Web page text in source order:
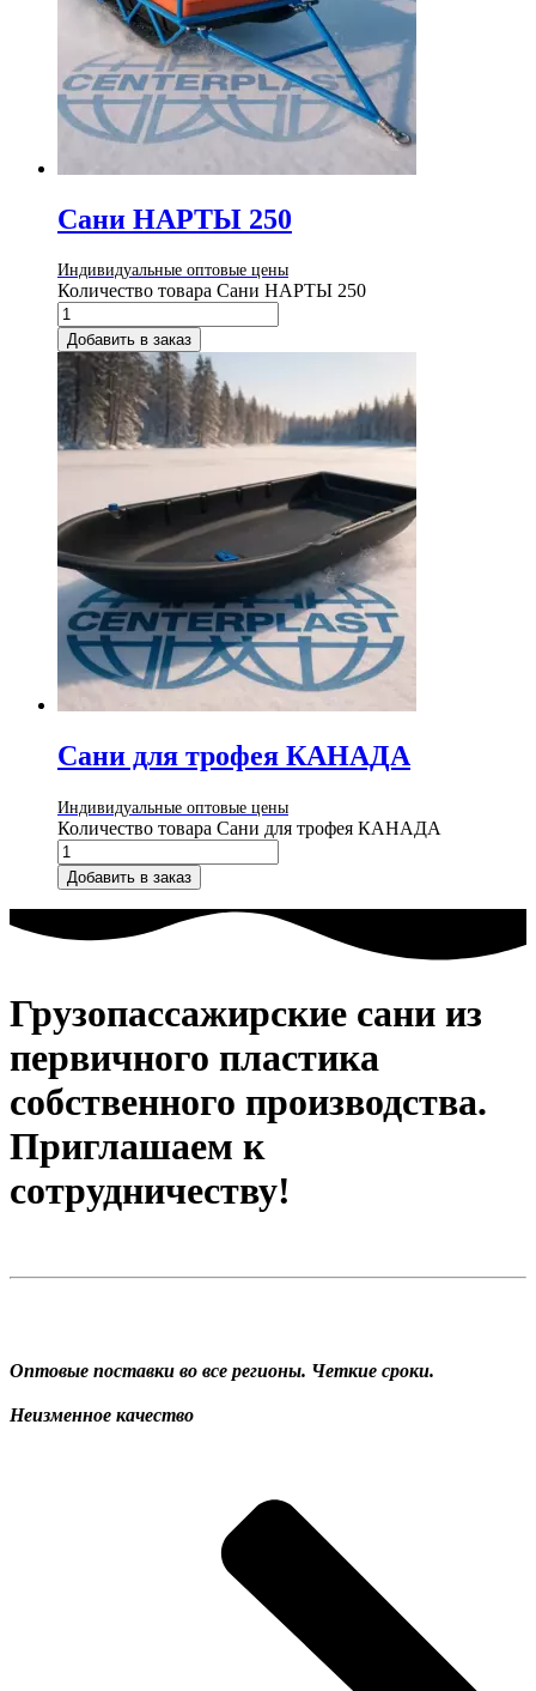
Сани НАРТЫ 250
Индивидуальные оптовые цены
Количество товара Сани НАРТЫ 250
Добавить в заказ
Сани для трофея КАНАДА
Индивидуальные оптовые цены
Количество товара Сани для трофея КАНАДА
Добавить в заказ
Грузопассажирские сани из
первичного пластика
собственного производства.
Приглашаем к
сотрудничеству!
Оптовые поставки во все регионы. Четкие сроки.
Неизменное качество